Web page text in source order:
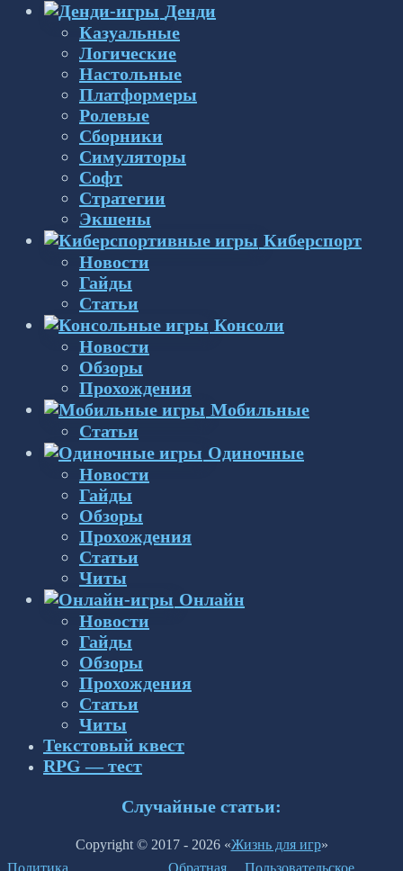
Денди
Казуальные
Логические
Настольные
Платформеры
Ролевые
Сборники
Симуляторы
Софт
Стратегии
Экшены
Киберспорт
Новости
Гайды
Статьи
Консоли
Новости
Обзоры
Прохождения
Мобильные
Статьи
Одиночные
Новости
Гайды
Обзоры
Прохождения
Статьи
Читы
Онлайн
Новости
Гайды
Обзоры
Прохождения
Статьи
Читы
Текстовый квест
RPG — тест
Случайные статьи:
Copyright © 2017 - 2026 «Жизнь для игр»